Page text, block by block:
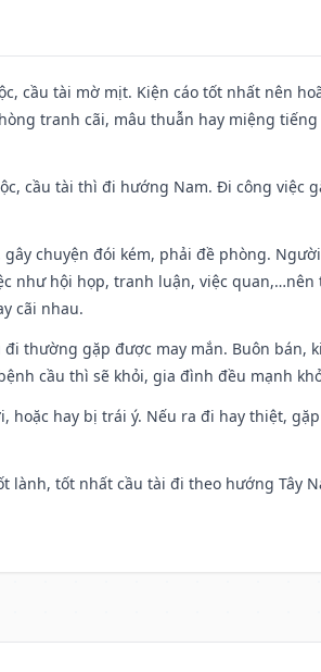
cầu tài mờ mịt. Kiện cáo tốt nhất nên
tranh cãi, mâu thuẫn hay miệng
cầu tài thì đi hướng Nam. Đi công việc
gây chuyện đói kém, phải đề phòng.
hội họp, tranh luận, việc quan,…nên
cãi nhau.
thường gặp được may mắn. Buôn bán,
cầu thì sẽ khỏi, gia đình đều mạnh
hoặc hay bị trái ý. Nếu ra đi hay thiệt,
lành, tốt nhất cầu tài đi theo hướng Tây